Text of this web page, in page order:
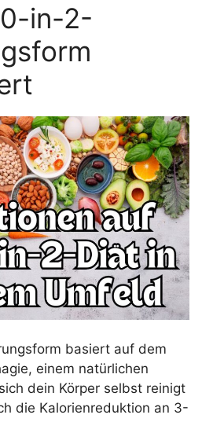
in-2-
basiert auf dem
einem natürlichen
dein Körper selbst reinigt
die Kalorienreduktion an 3-